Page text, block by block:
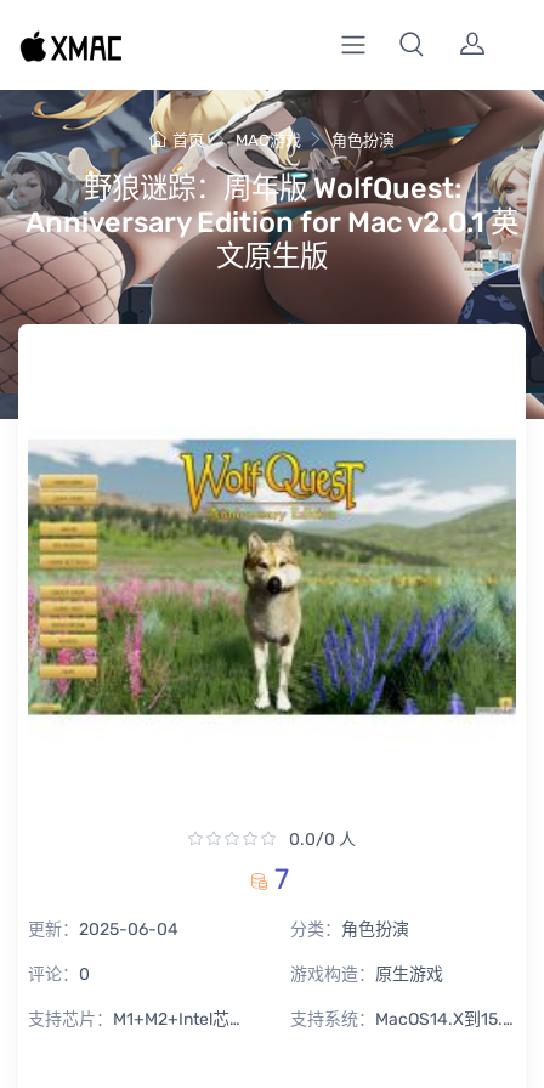
首页 MAC游戏 角色扮演
野狼谜踪：周年版 WolfQuest:
Anniversary Edition for Mac v2.0.1 英
文原生版
0.0/0 人
7
更新： 2025-06-04 分类： 角色扮演
评论： 0 游戏构造： 原生游戏
支持芯片： M1+M2+Intel芯片通用 支持系统： MacOS14.X到15.X Sequoia